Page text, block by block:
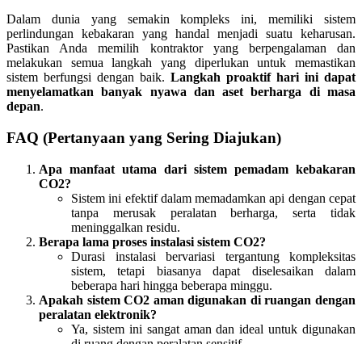
Dalam dunia yang semakin kompleks ini, memiliki sistem
perlindungan kebakaran yang handal menjadi suatu keharusan.
Pastikan Anda memilih kontraktor yang berpengalaman dan
melakukan semua langkah yang diperlukan untuk memastikan
sistem berfungsi dengan baik. Langkah proaktif hari ini dapat
menyelamatkan banyak nyawa dan aset berharga di masa
depan.
FAQ (Pertanyaan yang Sering Diajukan)
Apa manfaat utama dari sistem pemadam kebakaran
CO2?
Sistem ini efektif dalam memadamkan api dengan cepat
tanpa merusak peralatan berharga, serta tidak
meninggalkan residu.
Berapa lama proses instalasi sistem CO2?
Durasi instalasi bervariasi tergantung kompleksitas
sistem, tetapi biasanya dapat diselesaikan dalam
beberapa hari hingga beberapa minggu.
Apakah sistem CO2 aman digunakan di ruangan dengan
peralatan elektronik?
Ya, sistem ini sangat aman dan ideal untuk digunakan